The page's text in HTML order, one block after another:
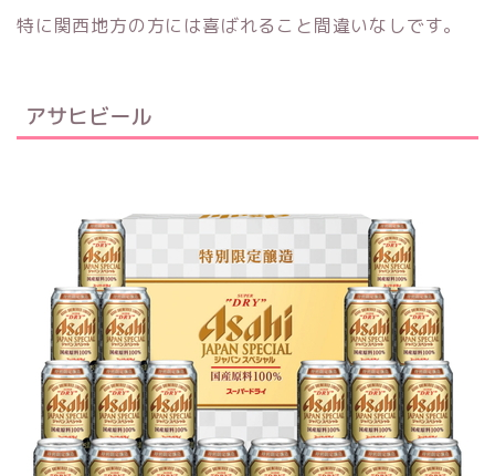
特に関西地方の方には喜ばれること間違いなしです。
アサヒビール